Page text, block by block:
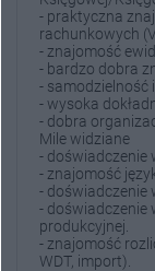
- praktyczna
rachunkowych
- znajomość
- bardzo dobra
- samodzielność
- wysoka
- dobra
Mile widziane
- doświadczenie
- znajomość
- doświadczenie
- doświadczenie
produkcyjnej.
- znajomość
WDT, import).